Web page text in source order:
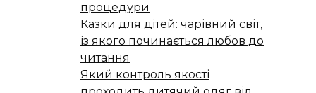
процедури
Казки для дітей: чарівний світ,
із якого починається любов до
читання
Який контроль якості